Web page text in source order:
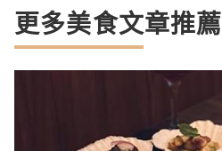
更多美食文章推薦